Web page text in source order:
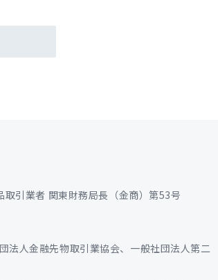
引業者 関東財務局長（金商）第53号
法人金融先物取引業協会、一般社団法人第二